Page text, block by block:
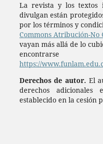
La revista y los textos
divulgan están
por los términos y
Commons Atribución-No
vayan más allá de lo
https://
Derechos de autor. El
derechos
establecido en la cesión